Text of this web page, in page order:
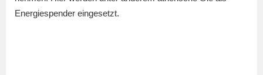
Energiespender eingesetzt.